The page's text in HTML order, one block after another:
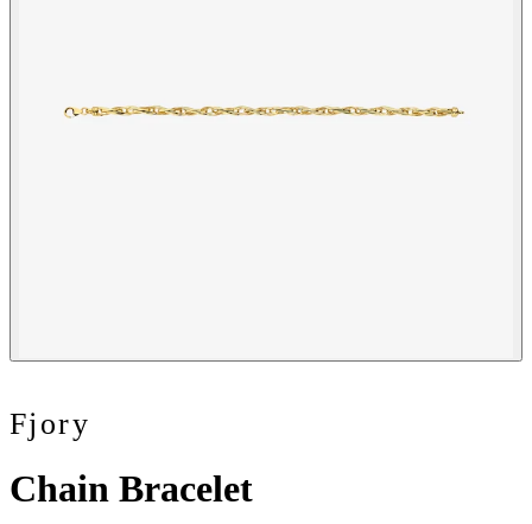
Fjory
Chain Bracelet